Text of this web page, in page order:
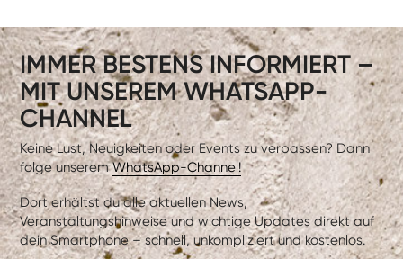
IMMER BESTENS INFORMIERT –
MIT UNSEREM WHATSAPP-
CHANNEL
Keine Lust, Neuigkeiten oder Events zu verpassen? Dann
folge unseremWhatsApp-Channel!
Dort erhältst du alle aktuellen News,
Veranstaltungshinweise und wichtige Updates direkt auf
dein Smartphone – schnell, unkompliziert und kostenlos.